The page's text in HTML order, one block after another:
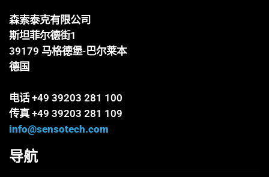
森索泰克有限公司
斯坦菲尔德街1
39179 马格德堡-巴尔莱本
德国
电话 +49 39203 281 100
传真 +49 39203 281 109
info@sensotech.com
导航